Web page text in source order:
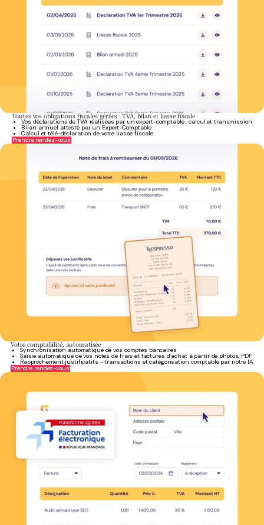
Toutes vos obligations fiscales gérées : TVA, bilan et liasse fiscale
Vos déclarations de TVA réalisées par un expert-comptable : calcul et transmission
Bilan annuel attesté par un Expert-Comptable
Calcul et télé-déclaration de votre liasse fiscale
Prendre rendez-vous
Votre comptabilité, automatisée
Synchronisation automatique de vos comptes bancaires
Saisie automatique de vos notes de frais et factures d’achat à partir de photos, PDF
Rapprochement justificatifs - transactions et catégorisation comptable par notre IA
Prendre rendez-vous